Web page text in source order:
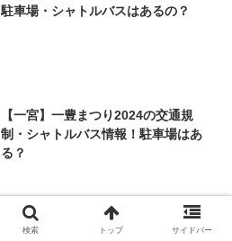
駐車場・シャトルバスはあるの？
【一宮】一豊まつり2024の交通規
制・シャトルバス情報！駐車場はあ
る？
検索 トップ サイドバー